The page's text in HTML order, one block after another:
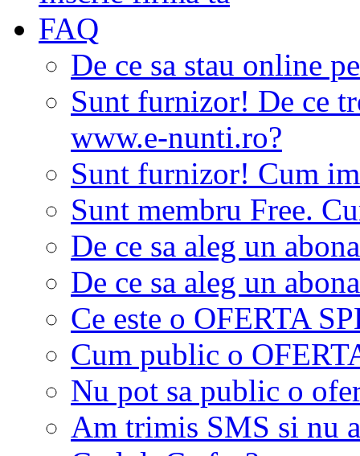
FAQ
De ce sa stau online
Sunt furnizor! De ce
www.e-nunti.ro?
Sunt furnizor! Cum
Sunt membru Free.
De ce sa aleg un
De ce sa aleg un
Ce este o OFERTA
Cum public o
Nu pot sa public o
Am trimis SMS si nu